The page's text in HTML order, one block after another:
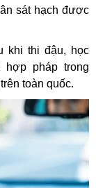
sát hạch được
khi thi đậu, học
pháp trong
toàn quốc.